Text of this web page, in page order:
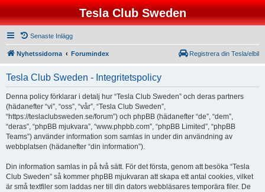
Tesla Club Sweden
Senaste Inlägg
Nyhetssidorna Forumindex Registrera din Tesla/elbil
Tesla Club Sweden - Integritetspolicy
Denna policy förklarar i detalj hur “Tesla Club Sweden” och deras partners
(hädanefter “vi”, “oss”, “vår”, “Tesla Club Sweden”,
“https://teslaclubsweden.se/forum”) och phpBB (hädanefter “de”, “dem”,
“deras”, “phpBB mjukvara”, “www.phpbb.com”, “phpBB Limited”, “phpBB
Teams”) använder information som samlas in under din användning av
webbplatsen (hädanefter “din information”).
Din information samlas in på två sätt. För det första, genom att besöka “Tesla
Club Sweden” så kommer phpBB mjukvaran att skapa ett antal cookies, vilket
är små textfiler som laddas ner till din dators webbläsares temporära filer. De